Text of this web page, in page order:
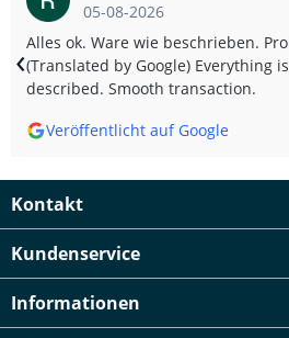
Bremsleistung Präzise gefräste Oberfläche für optimale
Verschleißfestigkeit Einfache Montage ohne
Modifikationen Ideal für sportliche Straßen- und
Tourenfahrten Lieferumfang: 1 × EBC Bremsscheibe
05-08-2026
Alles ok. Ware wie beschrieben.
(Translated by Google) Everything
described. Smooth transaction.
Veröffentlicht auf Google
‹
Kontakt
Kundenservice
Informationen